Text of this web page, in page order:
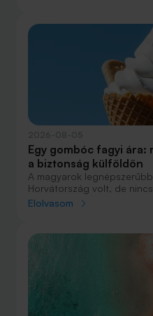
fogalmak közül,
Egy gombóc fagyi ára:
a biztonság külföldön
A magyarok
Horvátország volt, de
júniust megnyerő
nyaralásnak, mint repülővel.
Elolvasom